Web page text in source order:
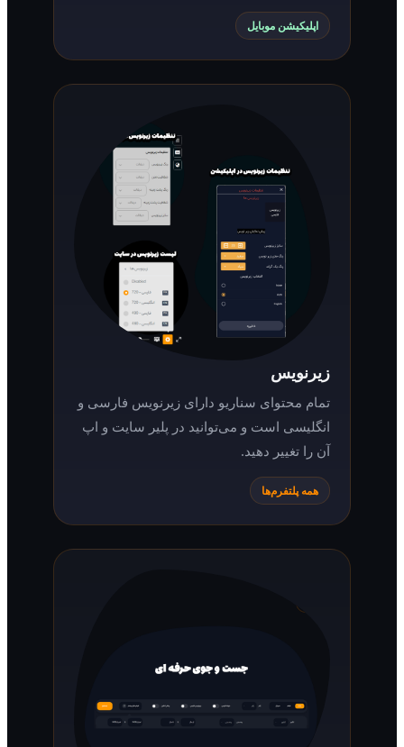
اپلیکیشن موبایل
تمام محتوای سناریو دارای زیرنویس فارسی و
انگلیسی است و می‌توانید در پلیر سایت و اپ
آن را تغییر دهید.
همه پلتفرم‌ها